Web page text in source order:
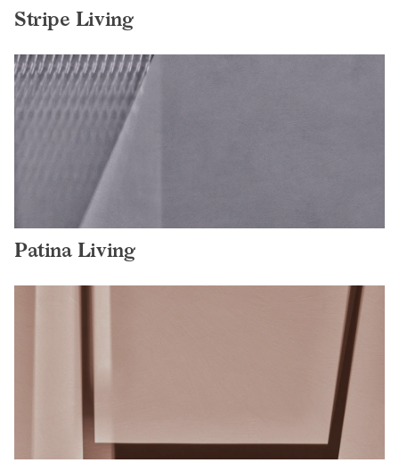
Stripe Living
Patina Living